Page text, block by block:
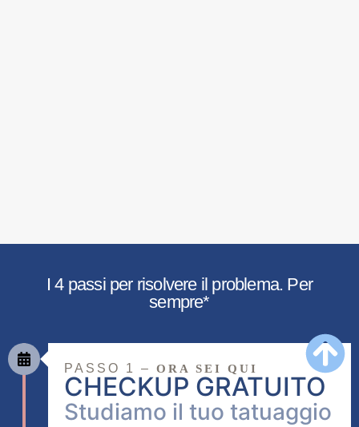
I 4 passi per risolvere il problema. Per
sempre*
PASSO 1 – ORA SEI QUI
CHECKUP GRATUITO
Studiamo il tuo tatuaggio